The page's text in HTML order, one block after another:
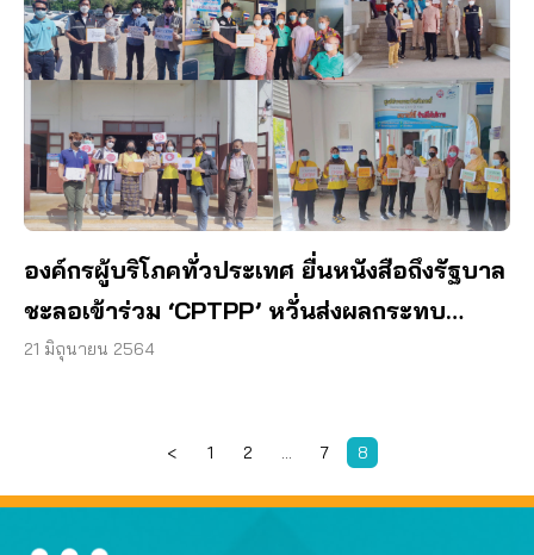
องค์กรผู้บริโภคทั่วประเทศ ยื่นหนังสือถึงรัฐบาล
ชะลอเข้าร่วม ‘CPTPP’ หวั่นส่งผลกระทบ
โดยตรงต่อประชาชน
21 มิถุนายน 2564
< 1 2 … 7 8